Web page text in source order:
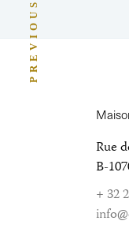
Rue
B-
+ 32